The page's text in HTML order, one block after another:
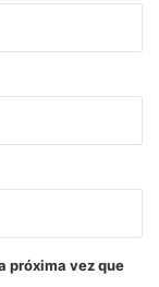
próxima vez que